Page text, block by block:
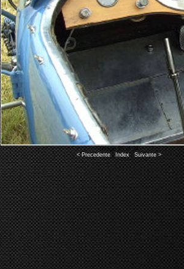
Image 28 of 34
< Precedente|Index|Suivante >